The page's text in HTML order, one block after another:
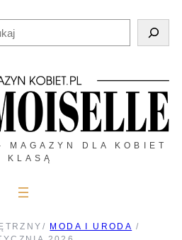
MAGAZYN DLA KOBIET
KLASĄ
/ MODA I URODA /